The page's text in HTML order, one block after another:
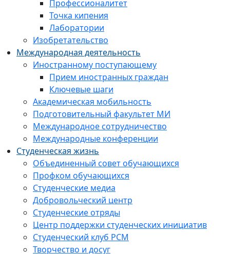
Профессионалитет
Точка кипения
Лаборатории
Изобретательство
Международная деятельность
Иностранному поступающему
Прием иностранных граждан
Ключевые шаги
Академическая мобильность
Подготовительный факультет МИ
Международное сотрудничество
Международные конференции
Студенческая жизнь
Объединенный совет обучающихся
Профком обучающихся
Студенческие медиа
Добровольческий центр
Студенческие отряды
Центр поддержки студенческих инициатив
Студенческий клуб РСМ
Творчество и досуг